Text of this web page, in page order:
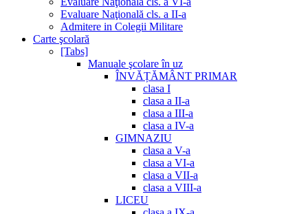
Evaluare Naţională cls. a II-a
Admitere in Colegii Militare
Carte şcolară
[Tabs]
Manuale şcolare în uz
ÎNVĂȚĂMÂNT PRIMAR
clasa I
clasa a II-a
clasa a III-a
clasa a IV-a
GIMNAZIU
clasa a V-a
clasa a VI-a
clasa a VII-a
clasa a VIII-a
LICEU